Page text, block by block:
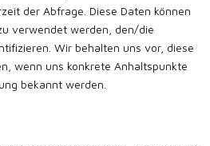
der Abfrage. Diese Daten können
verwendet werden, den/die
Wir behalten uns vor, diese
wenn uns konkrete Anhaltspunkte
bekannt werden.